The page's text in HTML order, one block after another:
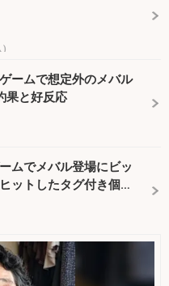
)
ームで想定外のメバル
と好反応
ムでメバル登場にビッ
ットしたタグ付き個